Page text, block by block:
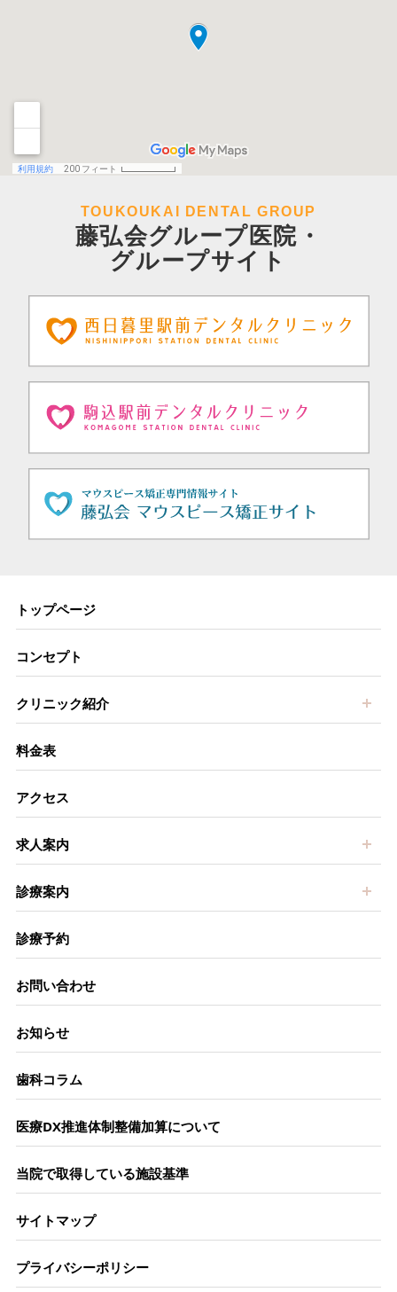
TOUKOUKAI DENTAL GROUP
藤弘会グループ医院・
グループサイト
トップページ
コンセプト
クリニック紹介
料金表
アクセス
求人案内
診療案内
診療予約
お問い合わせ
お知らせ
歯科コラム
医療DX推進体制整備加算について
当院で取得している施設基準
サイトマップ
プライバシーポリシー